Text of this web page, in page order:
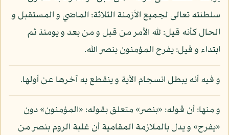
سلطنته تعالى لجميع الأزمنة الثلاثة: الماضي و المستقبل و
الحال كأنه قيل: لله الأمر من قبل و من بعد و يومئذ ثم
ابتداء و قيل: يفرح المؤمنون بنصر الله.
و فيه أنه يبطل انسجام الآية و ينقطع به آخرها عن أولها.
و منها: أن قوله: «بنصر» متعلق بقوله: «المؤمنون» دون
«يفرح» و يدل بالملازمة المقامية أن غلبة الروم بنصر من